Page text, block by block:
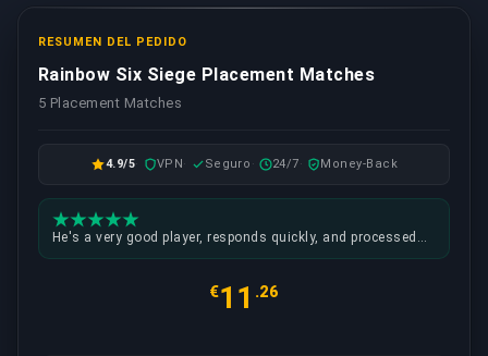
RESUMEN DEL PEDIDO
Rainbow Six Siege Placement Matches
5 Placement Matches
4.9/5 VPN Seguro 24/7 Money-Back
He's a very good player, responds quickly, and processed
€11 .26